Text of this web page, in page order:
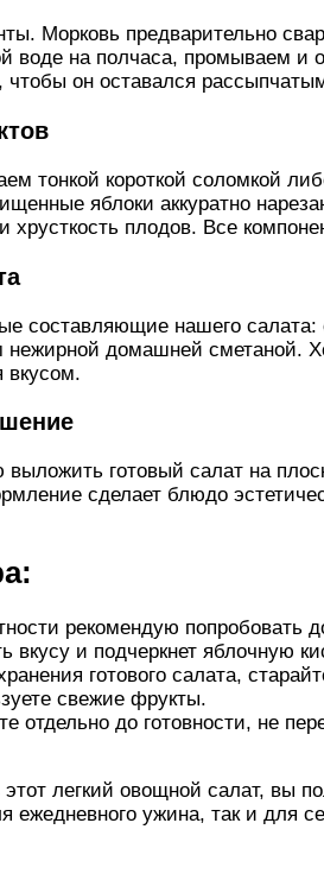
Морковь предварительно
воде на полчаса, промываем
чтобы он оставался
тонкой короткой соломкой
яблоки аккуратно
хрусткость плодов. Все
составляющие нашего
домашней сметаной.
вкусом.
готовый салат на
сделает блюдо
рекомендую попробовать
вкусу и подчеркнет яблочную
готового салата,
свежие фрукты.
отдельно до готовности, не
легкий овощной салат, вы
ежедневного ужина, так и для